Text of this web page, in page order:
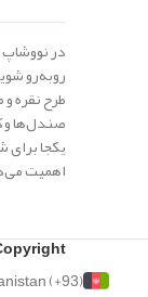
در نووشاپ
روبه‌رو
طرح نقره
صندل‌ها
یکجا برای
اهمیت
(+93)